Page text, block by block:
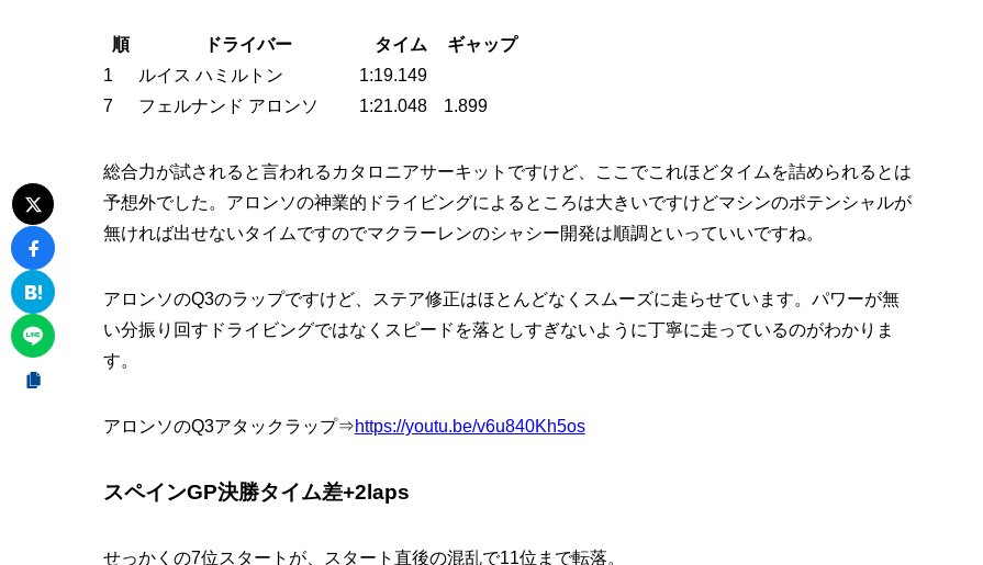
順 ドライバー タイム
ギャップ
1
ルイス ハミルトン
1:19.149
7
フェルナンド アロンソ 1:21.048 1.899
総合力が試されると言われるカタロニアサーキットですけど、ここでこれほどタイムを詰められるとは
予想外でした。アロンソの神業的ドライビングによるところは大きいですけどマシンのポテンシャルが
無ければ出せないタイムですのでマクラーレンのシャシー開発は順調といっていいですね。
アロンソのQ3のラップですけど、ステア修正はほとんどなくスムーズに走らせています。パワーが無
い分振り回すドライビングではなくスピードを落としすぎないように丁寧に走っているのがわかりま
す。
アロンソのQ3アタックラップ⇒https://youtu.be/v6u840Kh5os
スペインGP決勝タイム差+2laps
せっかくの7位スタートが、スタート直後の混乱で11位まで転落。